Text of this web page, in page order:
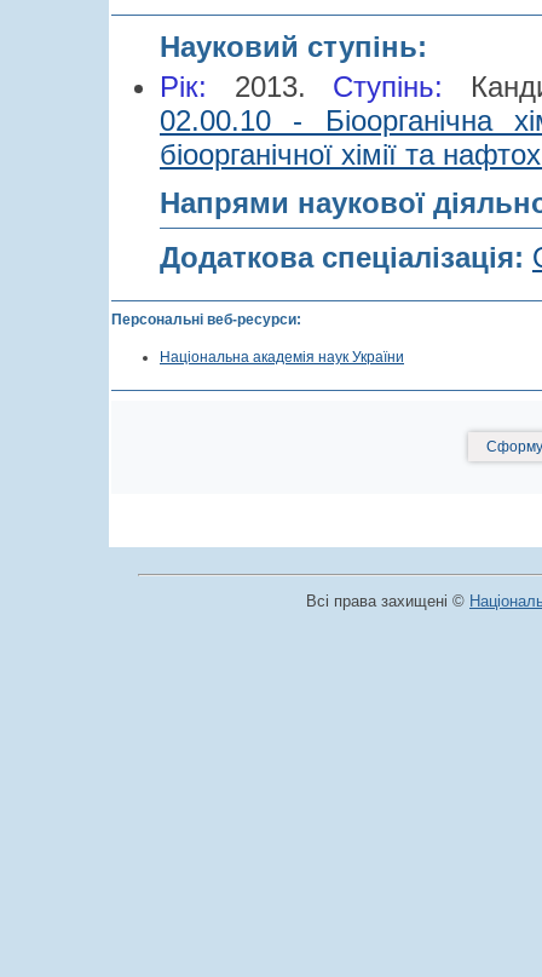
Науковий ступінь:
Рік: 2013. Cтупінь:
02.00.10 - Біоорганічна
біоорганічної хімії та
Напрями наукової
Додаткова спеціалізація:
Персональні веб-ресурси:
Національна академія наук України
Всі права захищені ©